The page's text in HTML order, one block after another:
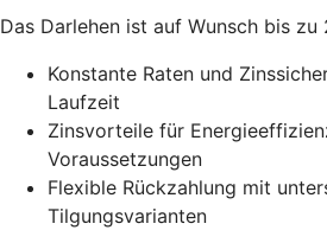
Das Darlehen ist auf Wunsch bis
Konstante Raten und
Laufzeit
Zinsvorteile für
Voraussetzungen
Flexible Rückzahlung mit
Tilgungsvarianten